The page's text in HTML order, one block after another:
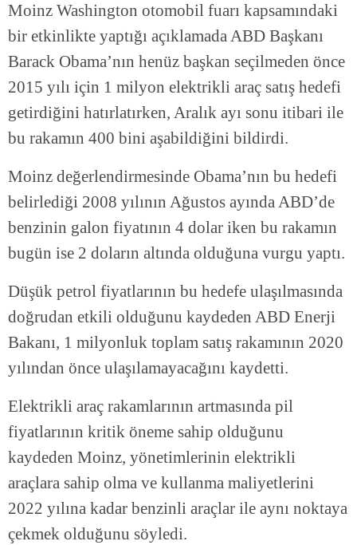
Moinz Washington otomobil fuarı kapsamındaki
bir etkinlikte yaptığı açıklamada ABD Başkanı
Barack Obama’nın henüz başkan seçilmeden önce
2015 yılı için 1 milyon elektrikli araç satış hedefi
getirdiğini hatırlatırken, Aralık ayı sonu itibari ile
bu rakamın 400 bini aşabildiğini bildirdi.
Moinz değerlendirmesinde Obama’nın bu hedefi
belirlediği 2008 yılının Ağustos ayında ABD’de
benzinin galon fiyatının 4 dolar iken bu rakamın
bugün ise 2 doların altında olduğuna vurgu yaptı.
Düşük petrol fiyatlarının bu hedefe ulaşılmasında
doğrudan etkili olduğunu kaydeden ABD Enerji
Bakanı, 1 milyonluk toplam satış rakamının 2020
yılından önce ulaşılamayacağını kaydetti.
Elektrikli araç rakamlarının artmasında pil
fiyatlarının kritik öneme sahip olduğunu
kaydeden Moinz, yönetimlerinin elektrikli
araçlara sahip olma ve kullanma maliyetlerini
2022 yılına kadar benzinli araçlar ile aynı noktaya
çekmek olduğunu söyledi.